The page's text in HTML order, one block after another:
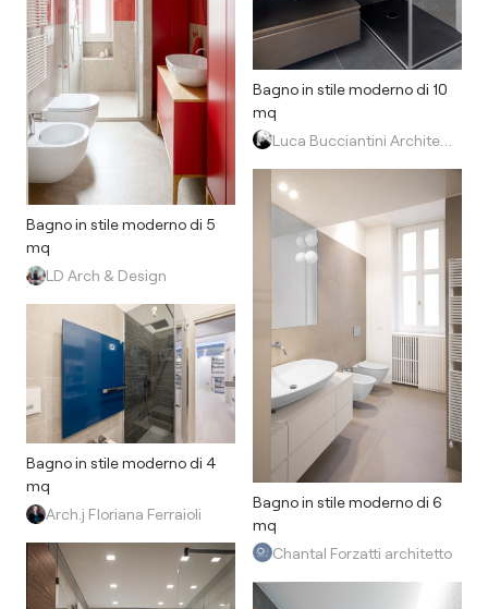
Bagno in stile moderno di 5
mq
LD Arch & Design
Bagno in stile moderno di 4
mq
Arch.j Floriana Ferraioli
Bagno in stile moderno di 10
mq
Bagno in stile moderno di 6
mq
Chantal Forzatti architetto